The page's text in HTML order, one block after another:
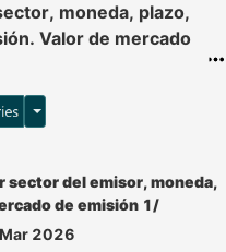
moneda, plazo,
Valor de mercado
Opciones para exportar
al exportar el cuadro
sector del emisor, moneda,
de emisión 1/
2026